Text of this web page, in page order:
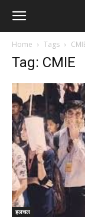
Home Tags
Tag: CMIE
हलचल